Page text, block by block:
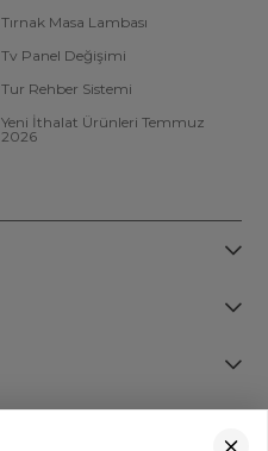
Tırnak Masa Lambası
Tv Panel Değişimi
Tur Rehber Sistemi
Yeni İthalat Ürünleri Temmuz
2026